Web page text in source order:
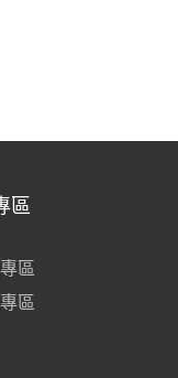
區
區
區